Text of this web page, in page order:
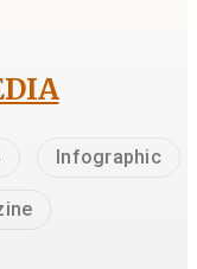
Infographic